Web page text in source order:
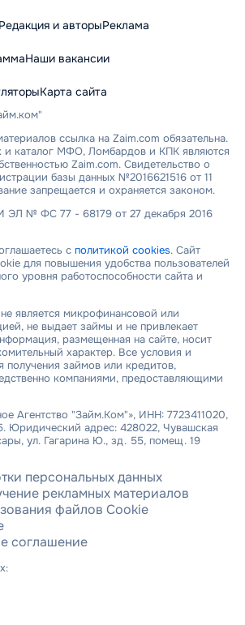
Редакция и авторыРеклама
Наши вакансии
Карта сайта
ссылка на Zaim.com обязательна.
и каталог МФО, Ломбардов и КПК являются
Zaim.com. Свидетельство о
базы данных №2016621516 от 11
запрещается и охраняется законом.
ЭЛ № ФС 77 - 68179 от 27 декабря 2016
с политикой cookies. Сайт
для повышения удобства пользователей
уровня работоспособности сайта и
является микрофинансовой или
не выдает займы и не привлекает
размещенная на сайте, носит
характер. Все условия и
получения займов или кредитов,
компаниями, предоставляющими
Агентство "Займ.Ком"», ИНН: 7723411020,
Юридический адрес: 428022, Чувашская
ул. Гагарина Ю., зд. 55, помещ. 19
персональных данных
рекламных материалов
файлов Cookie
соглашение